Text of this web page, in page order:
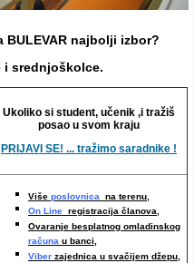
najbolji izbor?
i srednjoškolce.
Ukoliko si student, učenik ,i tražiš
posao u svom kraju
PRIJAVI SE! ... tražimo saradnike !
Više poslovnica na terenu,
On Line registracija članova,
Ovaranje besplatnog omladinskog
računa u banci,
Viber zajednica u svačijem džepu,